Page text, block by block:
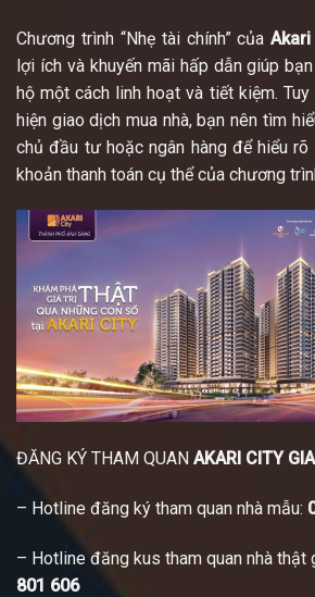
Chương trình “Nhẹ tài chính” của
lợi ích và khuyến mãi hấp dẫn giúp
hộ một cách linh hoạt và tiết kiệm.
hiện giao dịch mua nhà, bạn nên tìm
chủ đầu tư hoặc ngân hàng để hiểu
khoản thanh toán cụ thể của chương
ĐĂNG KÝ THAM QUAN AKARI CITY
– Hotline đăng ký tham quan nhà mẫu:
– Hotline đăng kus tham quan nhà thật
801 606